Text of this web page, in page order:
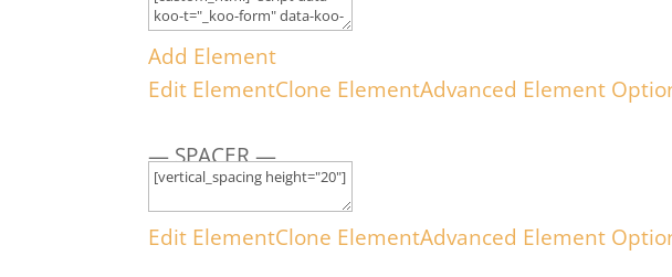
Add Element
Edit ElementClone ElementAdvanced Element
— SPACER —
Edit ElementClone ElementAdvanced Element